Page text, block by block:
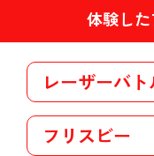
体験し
レーザーバト
フリスビー